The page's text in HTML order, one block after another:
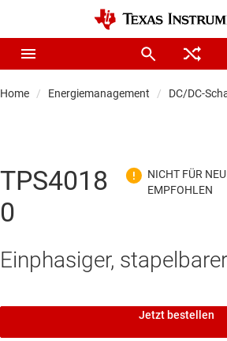
Home Energiemanagement DC/DC-
TPS4018
0
Einphasiger,
Jetzt bestellen